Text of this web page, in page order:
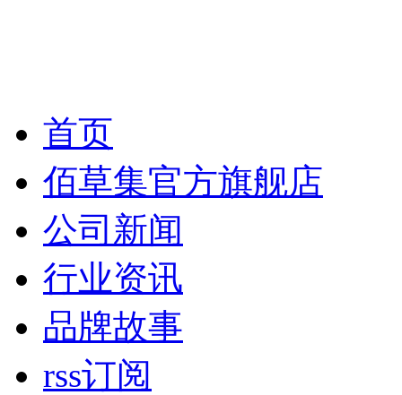
首页
佰草集官方旗舰店
公司新闻
行业资讯
品牌故事
rss订阅